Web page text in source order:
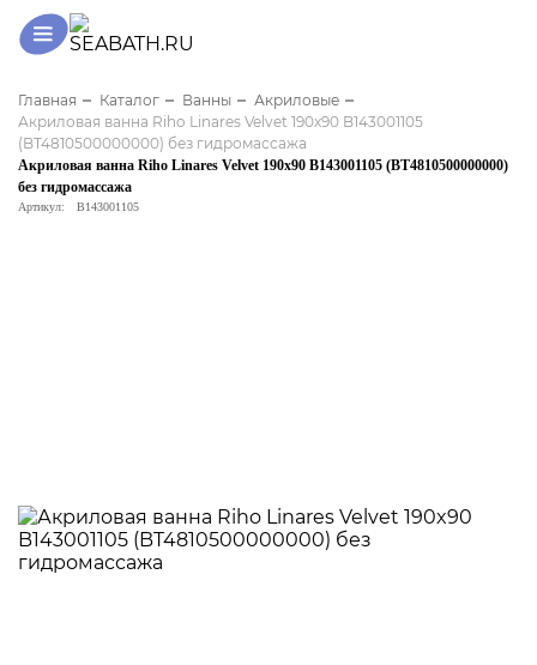
Главная Каталог Ванны
Акриловые
Акриловая ванна Riho Linares Velvet 190x90 B143001105
(BT4810500000000) без гидромассажа
Акриловая ванна Riho Linares Velvet 190x90 B143001105 (BT4810500000000)
без гидромассажа
Артикул: B143001105